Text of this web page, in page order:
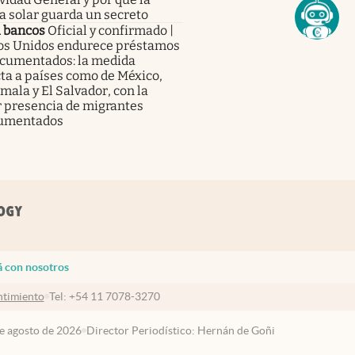
solar guarda un secreto
Oficial y confirmado |
Unidos endurece préstamos
la medida
a países como de México,
y El Salvador, con la
presencia de migrantes
con nosotros
Tel: +54 11 7078-3270
agosto de 2026 Director Periodístico: Hernán de Goñi